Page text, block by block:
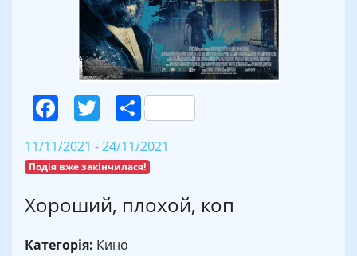
Facebook
Twitter
Поділитися
11/11/2021 - 24/11/2021
Подія вже закінчилася!
Хороший, плохой, коп
Категорія: Кино